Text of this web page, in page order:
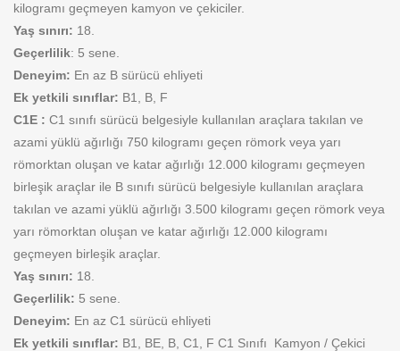
kilogramı geçmeyen kamyon ve çekiciler.
Yaş sınırı: 18.
Geçerlilik: 5 sene.
Deneyim: En az B sürücü ehliyeti
Ek yetkili sınıflar: B1, B, F
C1E : C1 sınıfı sürücü belgesiyle kullanılan araçlara takılan ve
azami yüklü ağırlığı 750 kilogramı geçen römork veya yarı
römorktan oluşan ve katar ağırlığı 12.000 kilogramı geçmeyen
birleşik araçlar ile B sınıfı sürücü belgesiyle kullanılan araçlara
takılan ve azami yüklü ağırlığı 3.500 kilogramı geçen römork veya
yarı römorktan oluşan ve katar ağırlığı 12.000 kilogramı
geçmeyen birleşik araçlar.
Yaş sınırı: 18.
Geçerlilik: 5 sene.
Deneyim: En az C1 sürücü ehliyeti
Ek yetkili sınıflar: B1, BE, B, C1, F C1 Sınıfı Kamyon / Çekici